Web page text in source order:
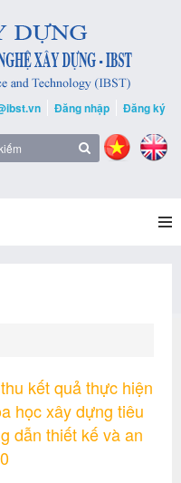
Đăng nhập Đăng ký
kết quả thực hiện
học xây dựng tiêu
dẫn thiết kế và an